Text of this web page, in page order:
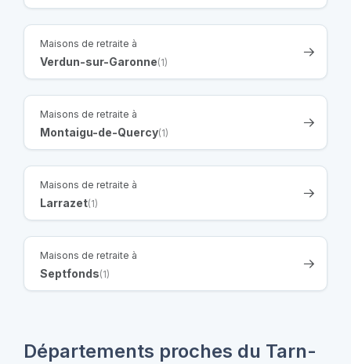
Maisons de retraite à
Verdun-sur-Garonne(1)
Maisons de retraite à
Montaigu-de-Quercy(1)
Maisons de retraite à
Larrazet(1)
Maisons de retraite à
Septfonds(1)
Départements proches du Tarn-